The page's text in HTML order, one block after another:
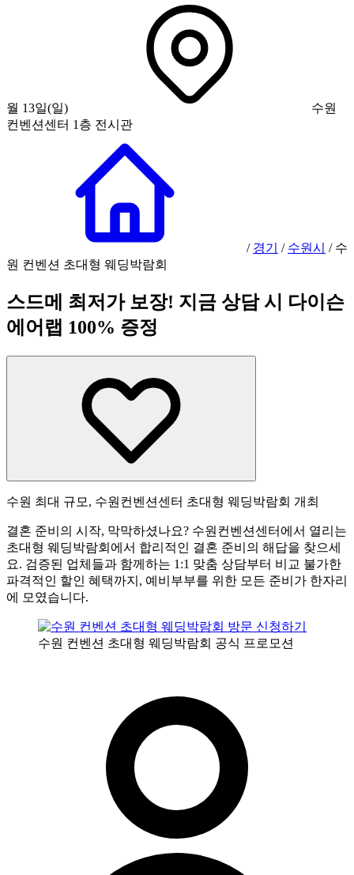
월 13일(일)
수원
컨벤션센터 1층 전시관
/ 경기 / 수원시 / 수
원 컨벤션 초대형 웨딩박람회
스드메 최저가 보장! 지금 상담 시 다이슨
에어랩 100% 증정
수원 최대 규모, 수원컨벤션센터 초대형 웨딩박람회 개최
결혼 준비의 시작, 막막하셨나요? 수원컨벤션센터에서 열리는
초대형 웨딩박람회에서 합리적인 결혼 준비의 해답을 찾으세
요. 검증된 업체들과 함께하는 1:1 맞춤 상담부터 비교 불가한
파격적인 할인 혜택까지, 예비부부를 위한 모든 준비가 한자리
에 모였습니다.
수원 컨벤션 초대형 웨딩박람회 공식 프로모션